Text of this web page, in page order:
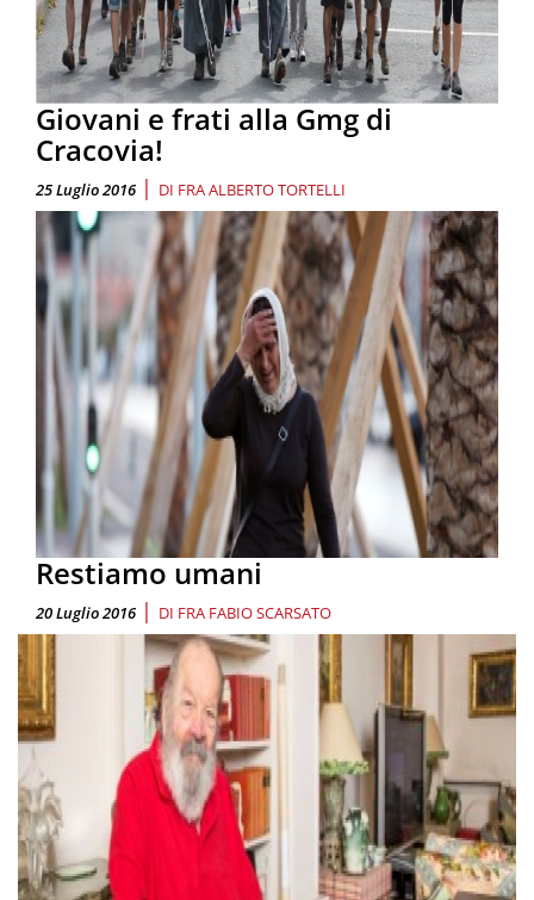
Giovani e frati alla Gmg di
Cracovia!
25 Luglio 2016 | DI FRA ALBERTO TORTELLI
Restiamo umani
20 Luglio 2016 | DI FRA FABIO SCARSATO